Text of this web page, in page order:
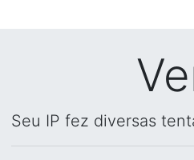
Seu IP fez diversas